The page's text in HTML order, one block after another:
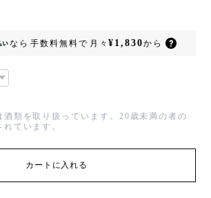
なら 手数料無料で 月々¥1,830から
酒類を取り扱っています。20歳未満の者の
ています。
カートに入れる